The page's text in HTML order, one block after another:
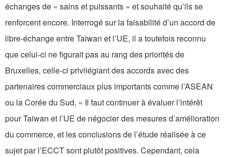
échanges de « sains et puissants » et souhaité qu’ils se
renforcent encore. Interrogé sur la faisabilité d’un accord de
libre-échange entre Taiwan et l’UE, il a toutefois reconnu
que celui-ci ne figurait pas au rang des priorités de
Bruxelles, celle-ci privilégiant des accords avec des
partenaires commerciaux plus importants comme l’ASEAN
ou la Corée du Sud. « Il faut continuer à évaluer l’intérêt
pour Taiwan et l’UE de négocier des mesures d’amélioration
du commerce, et les conclusions de l’étude réalisée à ce
sujet par l’ECCT sont plutôt positives. Cependant, cela